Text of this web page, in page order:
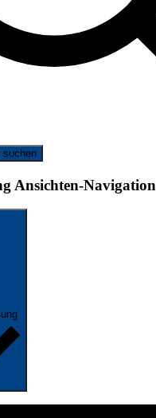
suchen
Ansichten-Navigation